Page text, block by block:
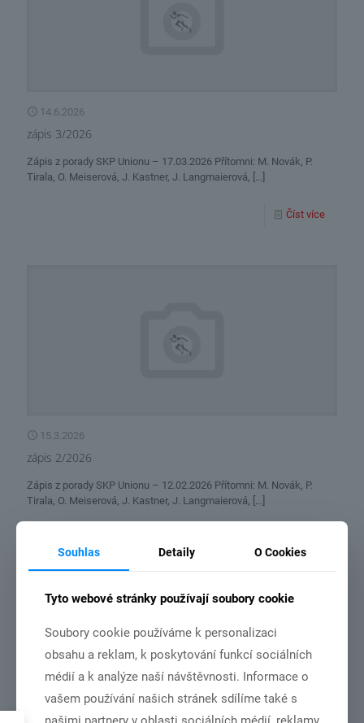
14.6.2026
zápis 3/2026
Zápis z porady SKP Unionu – 17.03.2026 Přítomni: M. Novák, P.
Tirala, O. Meiserová, J. Kastner, J. Langmaierová, […]
Číst více
15.3.2026
zápis 2/2026
Zápis z porady SKP Unionu – 12.02.2026 Přítomni: M. Novák, P.
Tirala, O. Meiserová, J. Kastner, J. Langmaierová, […]
Souhlas Detaily O Cookies
Tyto webové stránky používají soubory cookie
Soubory cookie používáme k personalizaci
obsahu a reklam, k poskytování funkcí sociálních
médií a k analýze naší návštěvnosti. Informace o
vašem používání našich stránek sdílíme také s